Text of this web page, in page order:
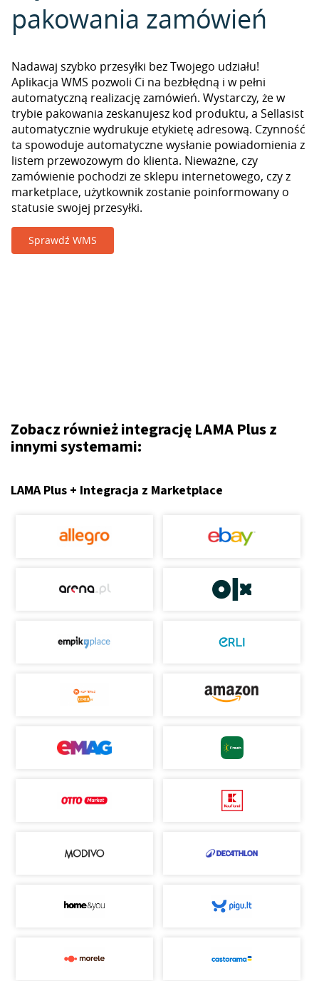
pakowania zamówień
Nadawaj szybko przesyłki bez Twojego udziału!
Aplikacja WMS pozwoli Ci na bezbłędną i w pełni
automatyczną realizację zamówień. Wystarczy, że w
trybie pakowania zeskanujesz kod produktu, a Sellasist
automatycznie wydrukuje etykietę adresową. Czynność
ta spowoduje automatyczne wysłanie powiadomienia z
listem przewozowym do klienta. Nieważne, czy
zamówienie pochodzi ze sklepu internetowego, czy z
marketplace, użytkownik zostanie poinformowany o
statusie swojej przesyłki.
Sprawdź WMS
Zobacz również integrację LAMA Plus z
innymi systemami:
LAMA Plus + Integracja z Marketplace